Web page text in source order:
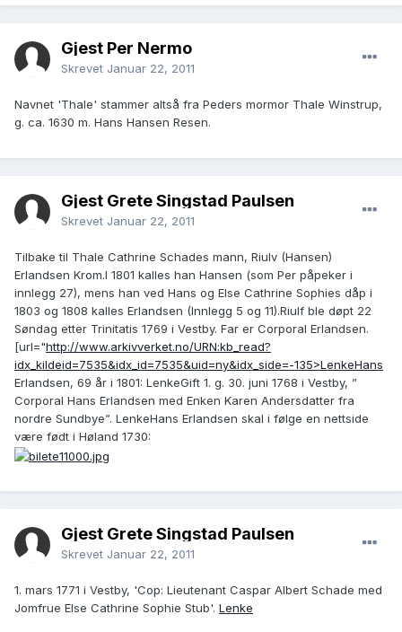
Gjest Per Nermo
Skrevet Januar 22, 2011
Navnet 'Thale' stammer altså fra Peders mormor Thale Winstrup,
g. ca. 1630 m. Hans Hansen Resen.
Gjest Grete Singstad Paulsen
Skrevet Januar 22, 2011
Tilbake til Thale Cathrine Schades mann, Riulv (Hansen)
Erlandsen Krom.I 1801 kalles han Hansen (som Per påpeker i
innlegg 27), mens han ved Hans og Else Cathrine Sophies dåp i
1803 og 1808 kalles Erlandsen (Innlegg 5 og 11).Riulf ble døpt 22
Søndag etter Trinitatis 1769 i Vestby. Far er Corporal Erlandsen.
[url="http://www.arkivverket.no/URN:kb_read?
idx_kildeid=7535&idx_id=7535&uid=ny&idx_side=-135>LenkeHans
Erlandsen, 69 år i 1801: LenkeGift 1. g. 30. juni 1768 i Vestby, ”
Corporal Hans Erlandsen med Enken Karen Andersdatter fra
nordre Sundbye”. LenkeHans Erlandsen skal i følge en nettside
være født i Høland 1730:
Gjest Grete Singstad Paulsen
Skrevet Januar 22, 2011
1. mars 1771 i Vestby, 'Cop: Lieutenant Caspar Albert Schade med
Jomfrue Else Cathrine Sophie Stub'. Lenke